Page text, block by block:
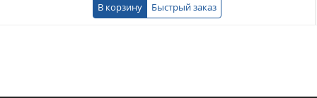
В корзину Быстрый заказ